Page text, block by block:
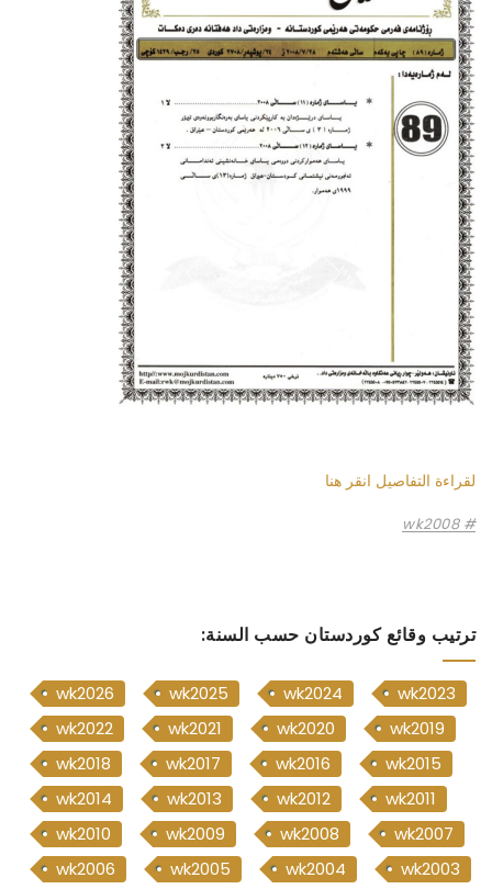
لقراءة التفاصيل انقر هنا
wk2008
ترتيب وقائع كوردستان حسب السنة:
wk2026 wk2025 wk2024
wk2023
wk2022
wk2021 wk2020
wk2019
wk2018
wk2017 wk2016
wk2015
wk2014
wk2013 wk2012
wk2011
wk2010
wk2009 wk2008
wk2007
wk2006
wk2005 wk2004
wk2003